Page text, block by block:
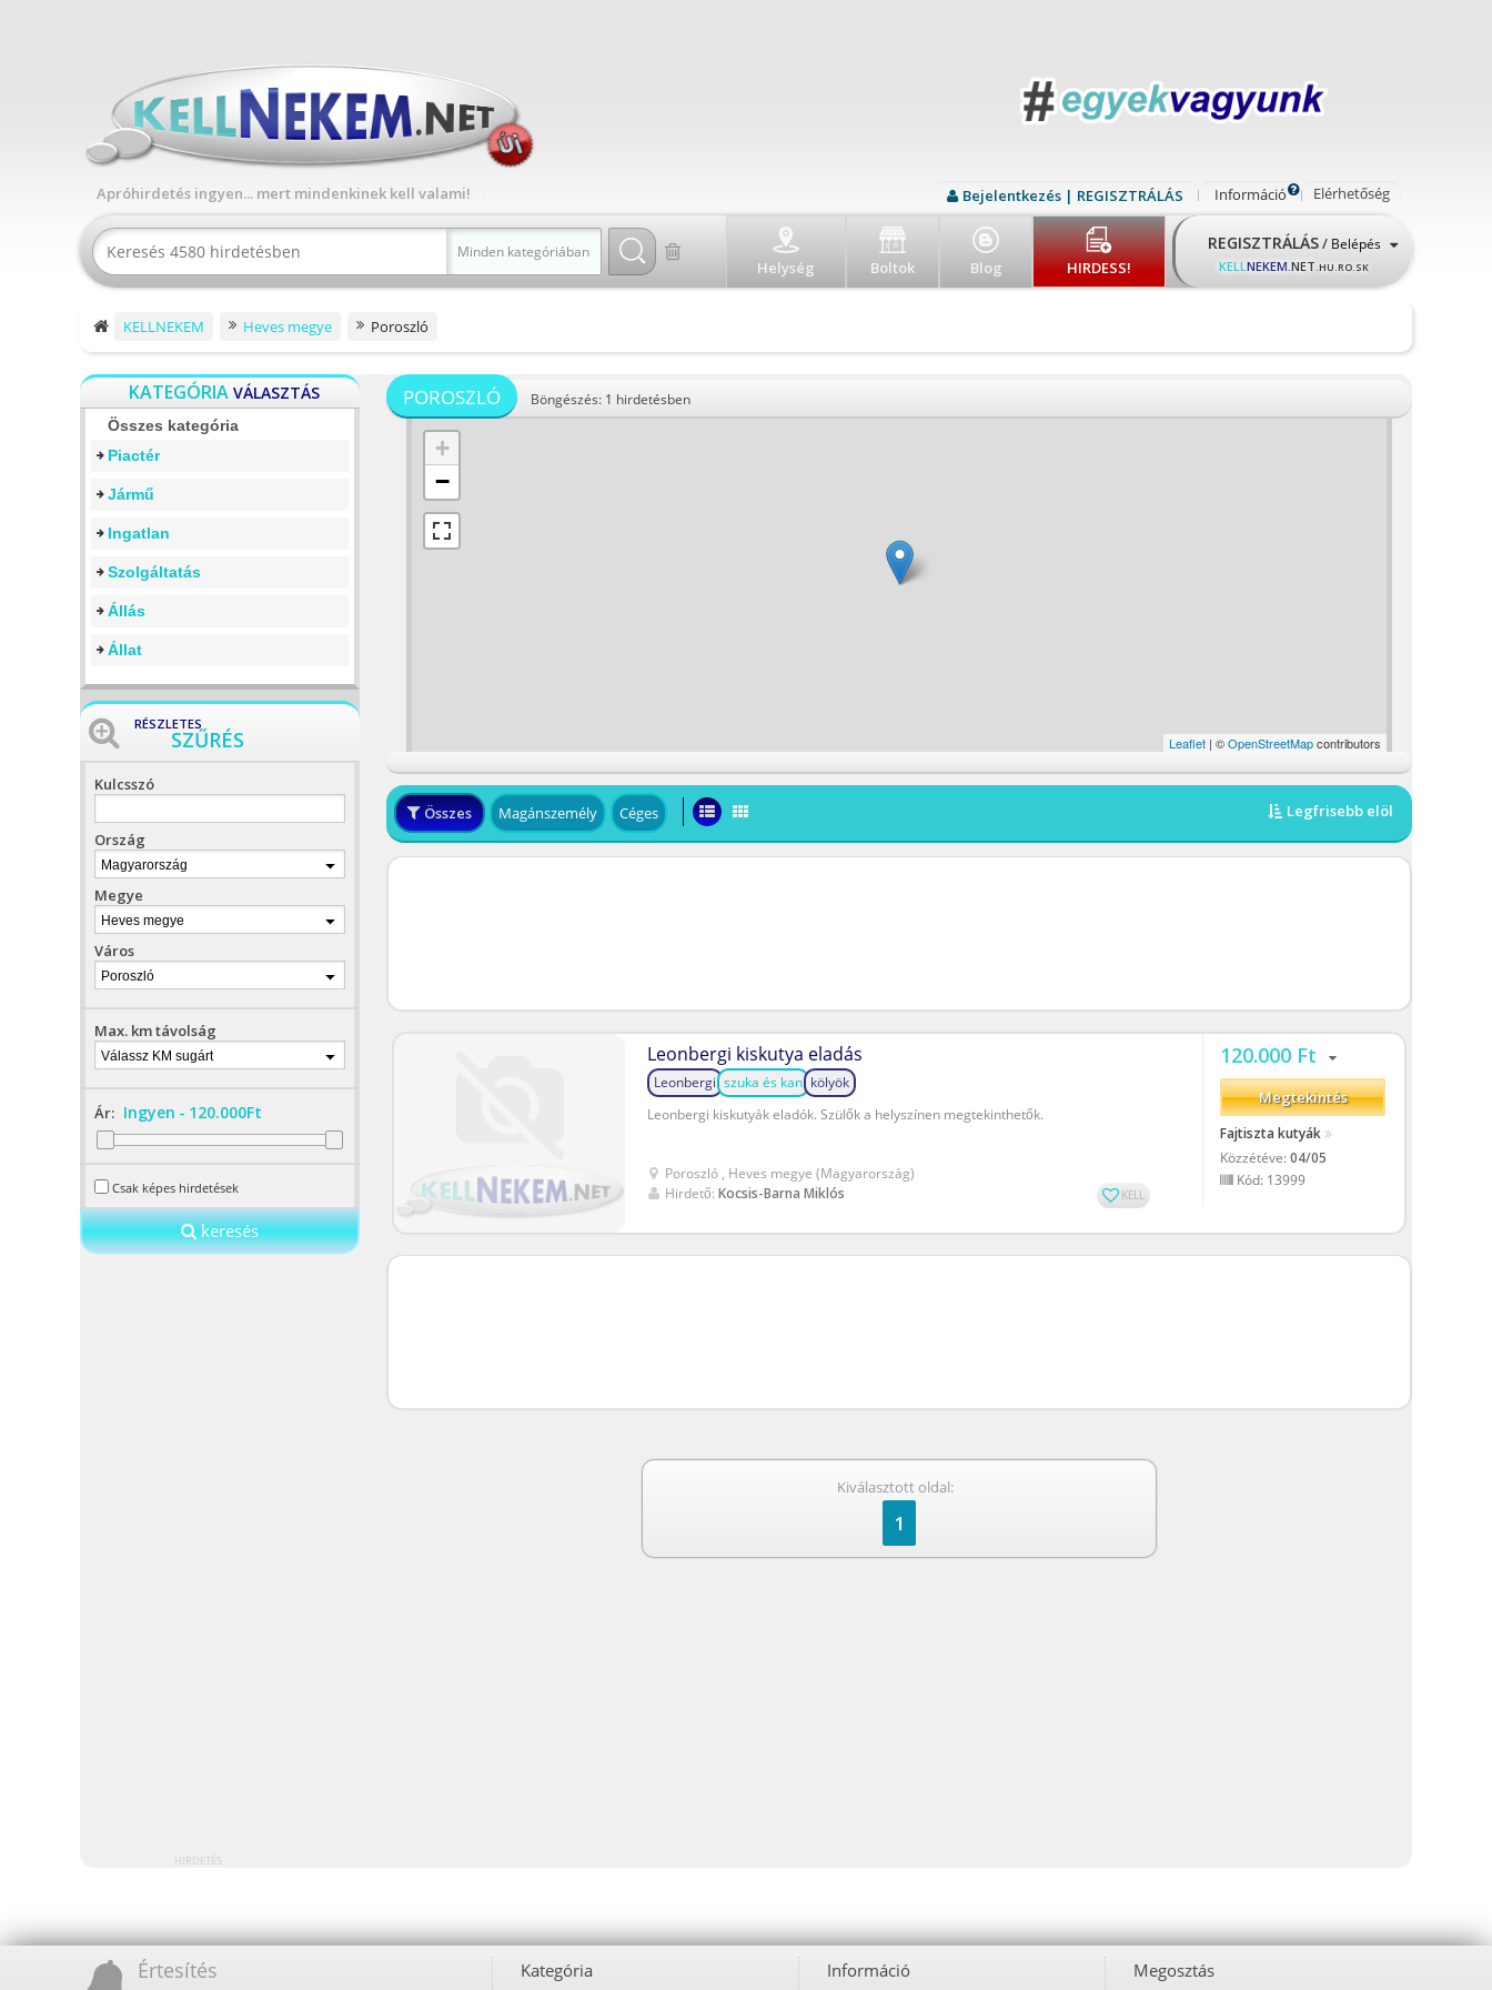
Apróhirdetés ingyen... mert mindenkinek kell valami! Elérhetőség
Információ
Bejelentkezés | REGISZTRÁLÁS
Minden kategóriában
Helység Boltok Blog HIRDESS!
REGISZTRÁLÁS/ Belépés
KELLNEKEM.NET.HU.RO.SK
KELLNEKEM Heves megye Poroszló
KATEGÓRIA VÁLASZTÁS
Összes kategória
Piactér
Jármű
Ingatlan
Szolgáltatás
Állás
Állat
RÉSZLETES
SZŰRÉS
Kulcsszó
Ország
Magyarország
Megye
Heves megye
Város
Poroszló
Max. km távolság
Válassz KM sugárt
Ár: Ingyen - 120.000Ft
Csak képes hirdetések
keresés
POROSZLÓ Böngészés: 1 hirdetésben
+
−
Leaflet| ©OpenStreetMapcontributors
Összes Magánszemély Céges Legfrisebb elöl
120.000 Ft
Megtekintés
Fajtiszta kutyák
Közzétéve:04/05
Kód: 13999
Leonbergi kiskutya eladás
Leonbergi szuka és kan kölyök
Leonbergi kiskutyák eladók. Szülők a helyszínen megtekinthetők.
Poroszló , Heves megye (Magyarország)
Hirdető: Kocsis-Barna Miklós KELL
Kiválasztott oldal:
1
HIRDETÉS
Értesítés Kategória Információ Megosztás